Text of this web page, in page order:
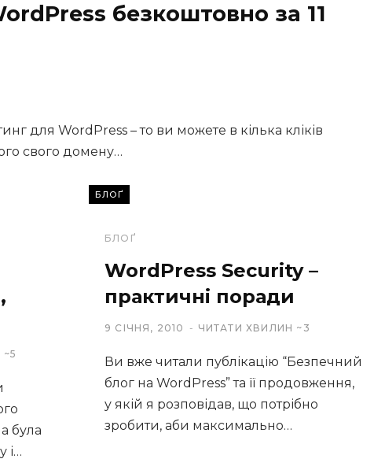
безкоштовно за 11
для WordPress – то ви можете в кілька кліків
свого домену…
була
і…
БЛОҐ
БЛОҐ
WordPress Security –
практичні поради
9 СІЧНЯ, 2010 ЧИТАТИ ХВИЛИН ~3
Ви вже читали публікацію “Безпечний
блог на WordPress” та її продовження,
у якій я розповідав, що потрібно
зробити, аби максимально…